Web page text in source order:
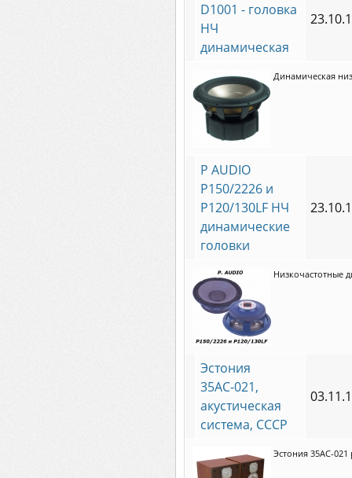
D1001 - головка
НЧ
динамическая
Динамическая
P AUDIO
P150/2226 и
P120/130LF НЧ
динамические
головки
Низкочастотные
Эстония
35АС-021,
акустическая
система, СССР
Эстония 35АС-021